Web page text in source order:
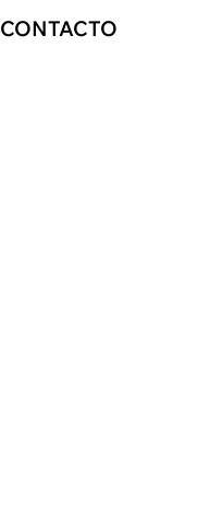
CONTACTO